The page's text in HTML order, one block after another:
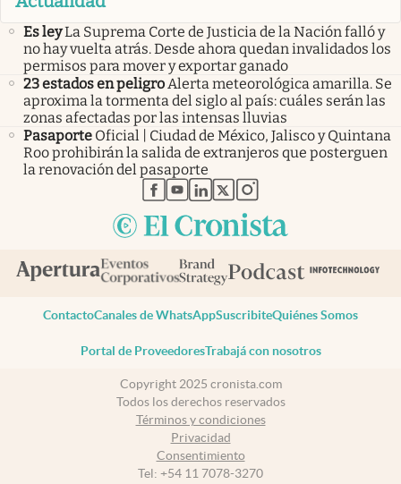
Es leyLa Suprema Corte de Justicia de la Nación falló y
no hay vuelta atrás. Desde ahora quedan invalidados los
permisos para mover y exportar ganado
23 estados en peligroAlerta meteorológica amarilla. Se
aproxima la tormenta del siglo al país: cuáles serán las
zonas afectadas por las intensas lluvias
Pasaporte Oficial | Ciudad de México, Jalisco y Quintana
Roo prohibirán la salida de extranjeros que posterguen
la renovación del pasaporte
abre en nueva pestaña
abre en nueva pestaña
abre en nueva pestaña
abre en nueva pestaña
abre en nueva pestaña
ContactoCanales de WhatsAppSuscribiteQuiénes Somos
Portal de ProveedoresTrabajá con nosotros
Copyright 2025 cronista.com
Todos los derechos reservados
Términos y condiciones
Privacidad
Consentimiento
Tel: +54 11 7078-3270